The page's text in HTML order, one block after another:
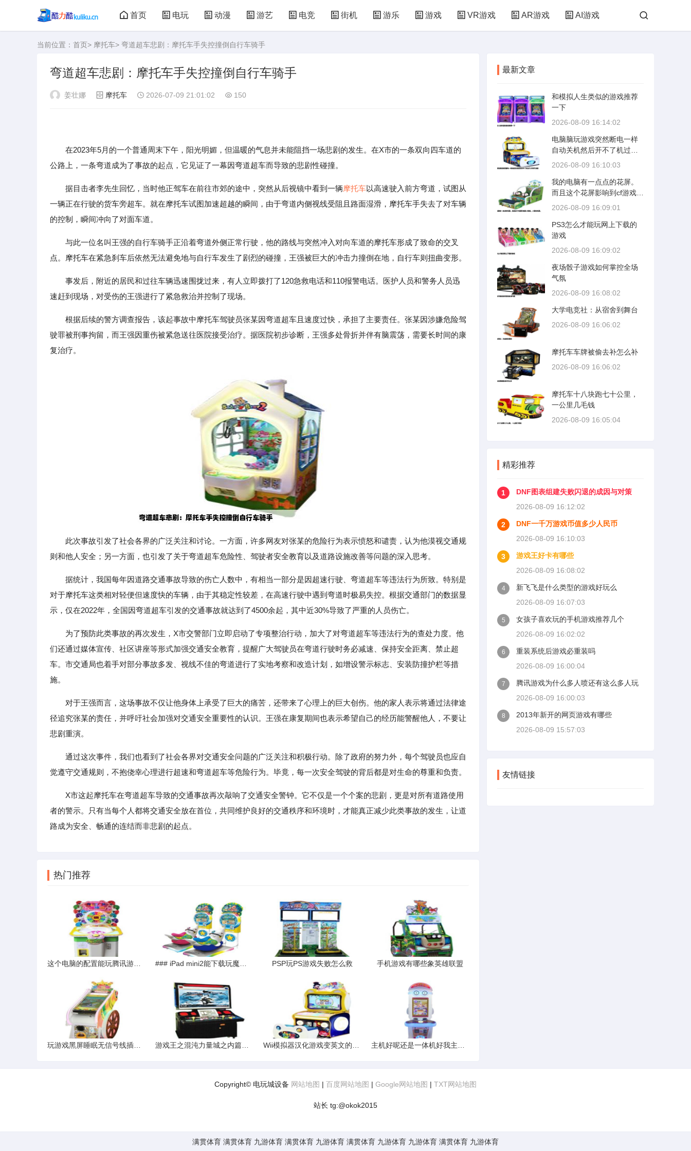
首页 电玩 动漫 游艺 电竞 街机 游乐 游戏 VR游戏 AR游戏 AI游戏
大型游戏 娃娃机 儿童游戏
当前位置： 首页> 摩托车> 弯道超车悲剧：摩托车手失控撞倒自行车骑手
弯道超车悲剧：摩托车手失控撞倒自行车骑手
姜壮娜 摩托车 2026-07-09 21:01:02 150
在2023年5月的一个普通周末下午，阳光明媚，但温暖的气息并未能阻挡一场悲剧的发生。在X市的一条双向四车道的
公路上，一条弯道成为了事故的起点，它见证了一幕因弯道超车而导致的悲剧性碰撞。
据目击者李先生回忆，当时他正驾车在前往市郊的途中，突然从后视镜中看到一辆摩托车以高速驶入前方弯道，试图从
一辆正在行驶的货车旁超车。就在摩托车试图加速超越的瞬间，由于弯道内侧视线受阻且路面湿滑，摩托车手失去了对车辆
的控制，瞬间冲向了对面车道。
与此一位名叫王强的自行车骑手正沿着弯道外侧正常行驶，他的路线与突然冲入对向车道的摩托车形成了致命的交叉
点。摩托车在紧急刹车后依然无法避免地与自行车发生了剧烈的碰撞，王强被巨大的冲击力撞倒在地，自行车则扭曲变形。
事发后，附近的居民和过往车辆迅速围拢过来，有人立即拨打了120急救电话和110报警电话。医护人员和警务人员迅
速赶到现场，对受伤的王强进行了紧急救治并控制了现场。
根据后续的警方调查报告，该起事故中摩托车驾驶员张某因弯道超车且速度过快，承担了主要责任。张某因涉嫌危险驾
驶罪被刑事拘留，而王强因重伤被紧急送往医院接受治疗。据医院初步诊断，王强多处骨折并伴有脑震荡，需要长时间的康
复治疗。
此次事故引发了社会各界的广泛关注和讨论。一方面，许多网友对张某的危险行为表示愤怒和谴责，认为他漠视交通规
则和他人安全；另一方面，也引发了关于弯道超车危险性、驾驶者安全教育以及道路设施改善等问题的深入思考。
据统计，我国每年因道路交通事故导致的伤亡人数中，有相当一部分是因超速行驶、弯道超车等违法行为所致。特别是
对于摩托车这类相对轻便但速度快的车辆，由于其稳定性较差，在高速行驶中遇到弯道时极易失控。根据交通部门的数据显
示，仅在2022年，全国因弯道超车引发的交通事故就达到了4500余起，其中近30%导致了严重的人员伤亡。
为了预防此类事故的再次发生，X市交警部门立即启动了专项整治行动，加大了对弯道超车等违法行为的查处力度。他
们还通过媒体宣传、社区讲座等形式加强交通安全教育，提醒广大驾驶员在弯道行驶时务必减速、保持安全距离、禁止超
车。市交通局也着手对部分事故多发、视线不佳的弯道进行了实地考察和改造计划，如增设警示标志、安装防撞护栏等措
施。
对于王强而言，这场事故不仅让他身体上承受了巨大的痛苦，还带来了心理上的巨大创伤。他的家人表示将通过法律途
径追究张某的责任，并呼吁社会加强对交通安全重要性的认识。王强在康复期间也表示希望自己的经历能警醒他人，不要让
悲剧重演。
通过这次事件，我们也看到了社会各界对交通安全问题的广泛关注和积极行动。除了政府的努力外，每个驾驶员也应自
觉遵守交通规则，不抱侥幸心理进行超速和弯道超车等危险行为。毕竟，每一次安全驾驶的背后都是对生命的尊重和负责。
X市这起摩托车在弯道超车导致的交通事故再次敲响了交通安全警钟。它不仅是一个个案的悲剧，更是对所有道路使用
者的警示。只有当每个人都将交通安全放在首位，共同维护良好的交通秩序和环境时，才能真正减少此类事故的发生，让道
路成为安全、畅通的连结而非悲剧的起点。
热门推荐
PSP玩PS游戏失败怎么救 手机游戏有哪些象英雄联盟
最新文章
和模拟人生类似的游戏推荐
一下
2026-08-09 16:14:02
电脑脑玩游戏突然断电一样
自动关机然后开不了机过几
分钟又自动
2026-08-09 16:10:03
我的电脑有一点点的花屏。
而且这个花屏影响到cf游戏。
cf里也花屏。
2026-08-09 16:09:01
PS3怎么才能玩网上下载的
游戏
2026-08-09 16:09:02
夜场骰子游戏如何掌控全场
气氛
2026-08-09 16:08:02
大学电竞社：从宿舍到舞台
2026-08-09 16:06:02
摩托车车牌被偷去补怎么补
2026-08-09 16:06:02
摩托车十八块跑七十公里，
一公里几毛钱
2026-08-09 16:05:04
精彩推荐
1
DNF图表组建失败闪退的成因与对策
2026-08-09 16:12:02
2
DNF一千万游戏币值多少人民币
2026-08-09 16:10:03
3
游戏王好卡有哪些
2026-08-09 16:08:02
4
新飞飞是什么类型的游戏好玩么
2026-08-09 16:07:03
5
女孩子喜欢玩的手机游戏推荐几个
2026-08-09 16:02:02
6
重装系统后游戏必重装吗
2026-08-09 16:00:04
7
腾讯游戏为什么多人喷还有这么多人玩
2026-08-09 16:00:03
8
2013年新开的网页游戏有哪些
2026-08-09 15:57:03
友情链接
Copyright© 电玩城设备 网站地图 | 百度网站地图 | Google网站地图 | TXT网站地图
站长 tg:@okok2015
满贯体育 满贯体育 九游体育 满贯体育 九游体育 满贯体育 九游体育 九游体育 满贯体育 九游体育